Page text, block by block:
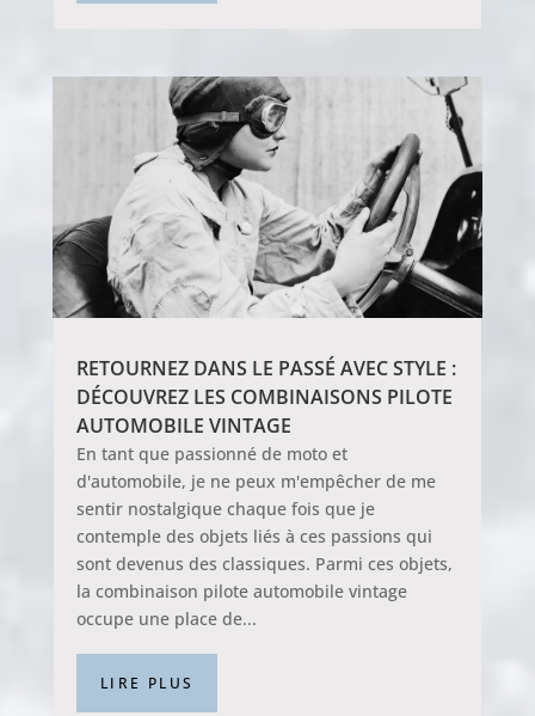
RETOURNEZ DANS LE PASSÉ AVEC STYLE :
DÉCOUVREZ LES COMBINAISONS PILOTE
AUTOMOBILE VINTAGE
En tant que passionné de moto et
d'automobile, je ne peux m'empêcher de me
sentir nostalgique chaque fois que je
contemple des objets liés à ces passions qui
sont devenus des classiques. Parmi ces objets,
la combinaison pilote automobile vintage
occupe une place de...
LIRE PLUS